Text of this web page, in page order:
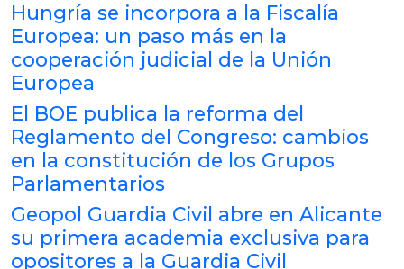
Hungría se incorpora a la Fiscalía
Europea: un paso más en la
cooperación judicial de la Unión
Europea
El BOE publica la reforma del
Reglamento del Congreso: cambios
en la constitución de los Grupos
Parlamentarios
Geopol Guardia Civil abre en Alicante
su primera academia exclusiva para
opositores a la Guardia Civil